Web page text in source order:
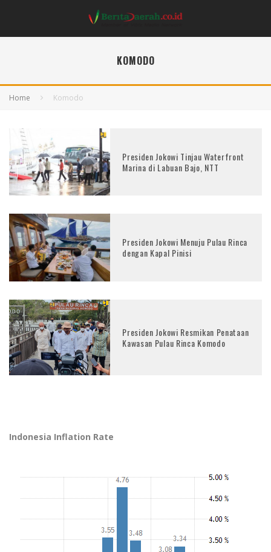
KOMODO
Home Komodo
Presiden Jokowi Tinjau Waterfront
Marina di Labuan Bajo, NTT
Presiden Jokowi Menuju Pulau Rinca
dengan Kapal Pinisi
Presiden Jokowi Resmikan Penataan
Kawasan Pulau Rinca Komodo
Indonesia Inflation Rate